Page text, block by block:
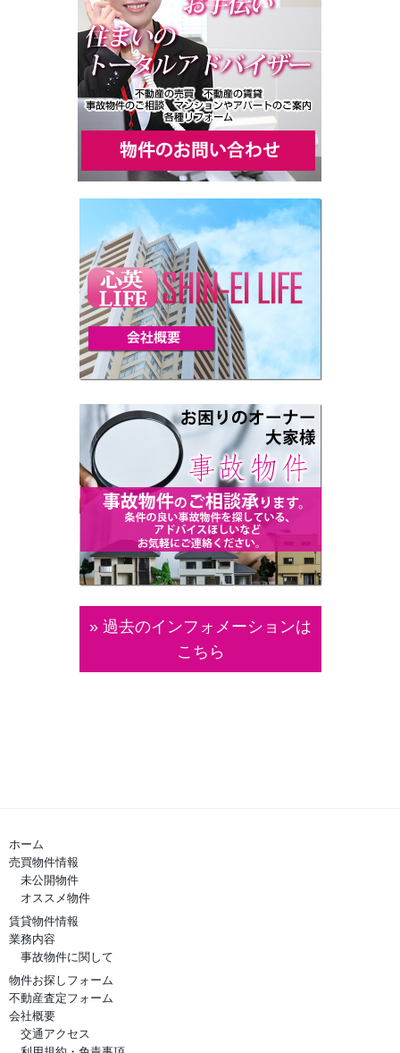
» 過去のインフォメーションは
こちら
ホーム
売買物件情報
未公開物件
オススメ物件
賃貸物件情報
業務内容
事故物件に関して
物件お探しフォーム
不動産査定フォーム
会社概要
交通アクセス